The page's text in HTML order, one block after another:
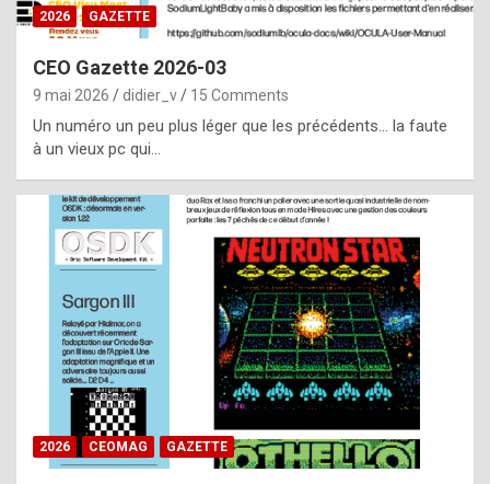
s
i
e
f
o
m
m
a
y
b
e
b
y
2026 GAZETTE
CEO Gazette 2026-03
9 mai 2026 didier_v 15 Comments
Un numéro un peu plus léger que les précédents… la faute
à un vieux pc qui…
2026 CEOMAG GAZETTE